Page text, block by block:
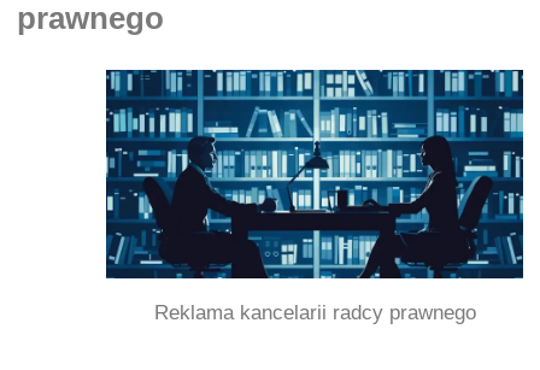
prawnego
Reklama kancelarii radcy prawnego